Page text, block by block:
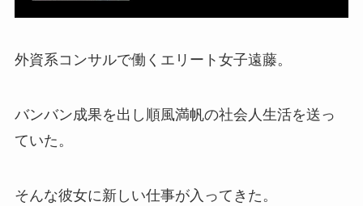
外資系コンサルで働くエリート女子遠藤。
バンバン成果を出し順風満帆の社会人生活を送っ
ていた。
そんな彼女に新しい仕事が入ってきた。